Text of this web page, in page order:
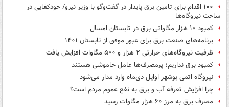
۱۰۰ اقدام برای تامین برق پایدار در گفت‌وگو با وزیر نیرو/ خودکفایی در
ساخت نیروگاه‌ها
کمبود ۱۰ هزار مگاواتی برق در تابستان امسال
برنامه‌های صنعت برق برای عبور موفق از تابستان ۱۴۰۱
ظرفیت نیروگاه‌های حرارتی ۲ هزار و ۵۰۰ مگاوات افزایش یافت
کمبود برق نداریم؛ پرمصرف‌ها عامل خاموشی هستند
نیروگاه اتمی بوشهر اوایل دی‌ماه وارد مدار می‌شود
چرا افزایش تعرفه آب و برق به نفع عموم مردم است؟
مصرف برق به مرز ۶۰ هزار مگاوات رسید